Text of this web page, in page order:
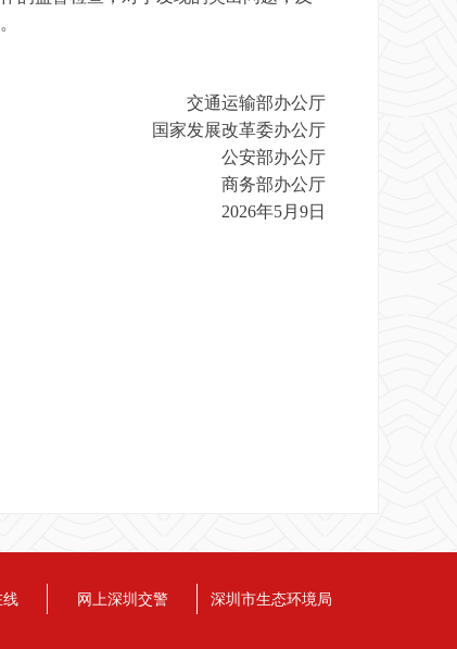
交通运输部办公厅
国家发展改革委办公厅
公安部办公厅
商务部办公厅
2026年5月9日
线 网上深圳交警 深圳市生态环境局